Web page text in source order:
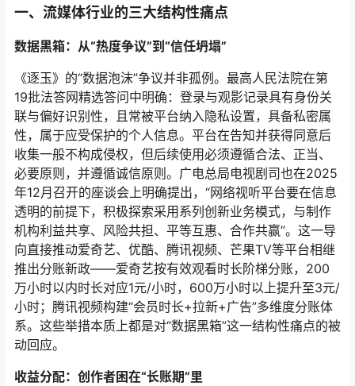
一、流媒体行业的三大结构性痛点
数据黑箱：从“热度争议”到“信任坍塌”
《逐玉》的“数据泡沫”争议并非孤例。最高人民法院在第
19批法答网精选答问中明确：登录与观影记录具有身份关
联与偏好识别性，且常被平台纳入隐私设置，具备私密属
性，属于应受保护的个人信息。平台在告知并获得同意后
收集一般不构成侵权，但后续使用必须遵循合法、正当、
必要原则，并遵循诚信原则 。广电总局电视剧司也在2025
年12月召开的座谈会上明确提出，“网络视听平台要在信息
透明的前提下，积极探索采用系列创新业务模式，与制作
机构利益共享、风险共担、平等互惠、合作共赢”。这一导
向直接推动爱奇艺、优酷、腾讯视频、芒果TV等平台相继
推出分账新政——爱奇艺按有效观看时长阶梯分账，200
万小时以内时长对应1元/小时，600万小时以上提升至3元/
小时；腾讯视频构建“会员时长+拉新+广告”多维度分账体
系。这些举措本质上都是对“数据黑箱”这一结构性痛点的被
动回应。
收益分配：创作者困在“长账期”里